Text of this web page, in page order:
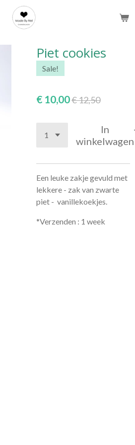
Piet cookies
Sale!
€ 10,00€ 12,50
In
winkelwagen
Een leuke zakje gevuld met
lekkere - zak van zwarte
piet - vanillekoekjes.
*Verzenden : 1 week